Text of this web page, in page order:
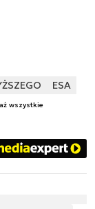
ESA
wszystkie